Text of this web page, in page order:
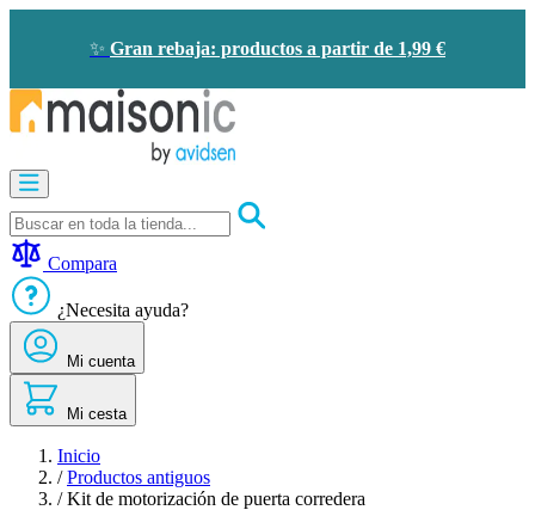
✨ Gran rebaja: productos a partir de 1,99 €
Audioporteros
y
videoporteros
-
ahorro
de
energía
Seguridad
Confort
Oportunidades
Compara
¿Necesita ayuda?
Mi cuenta
Mi cesta
Inicio
/ Productos antiguos
/ Kit de motorización de puerta corredera